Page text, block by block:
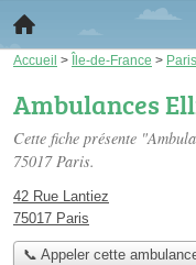
Accueil > Île-de-France > Paris
Ambulances
Cette fiche présente
75017 Paris.
42 Rue Lantiez
75017 Paris
📞 Appeler cette